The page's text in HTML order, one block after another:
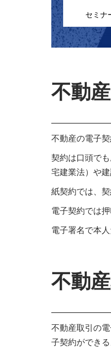
セミナ
不動
不動産の電子
契約は口頭で
宅建業法）や
紙契約では、
電子契約では
電子署名で本
不動
不動産取引の
子契約ができ